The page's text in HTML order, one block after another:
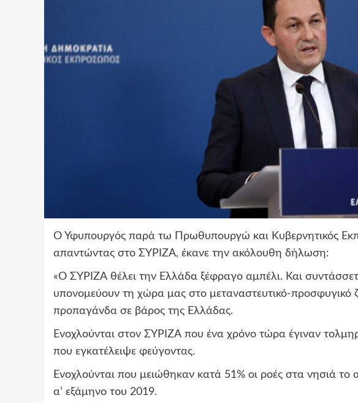
Ο Υφυπουργός παρά τω Πρωθυπουργώ και Κυβερνητικός
απαντώντας στο ΣΥΡΙΖΑ, έκανε την ακόλουθη δήλωση:
«Ο ΣΥΡΙΖΑ θέλει την Ελλάδα ξέφραγο αμπέλι. Και
υπονομεύουν τη χώρα μας στο μεταναστευτικό-προσφυγικό
προπαγάνδα σε βάρος της Ελλάδας.
Ενοχλούνται στον ΣΥΡΙΖΑ που ένα χρόνο τώρα έγιναν
που εγκατέλειψε φεύγοντας.
Ενοχλούνται που μειώθηκαν κατά 51% οι ροές στα νησιά το
α’ εξάμηνο του 2019.